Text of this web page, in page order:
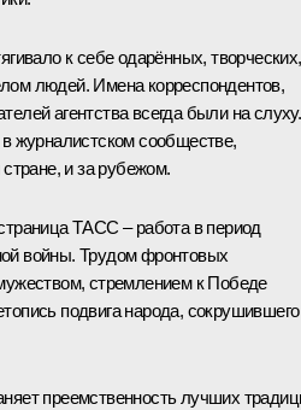
к себе одарённых, творческих,
людей. Имена корреспондентов,
агентства всегда были на слуху.
журналистском сообществе,
и за рубежом.
ТАСС – работа в период
войны. Трудом фронтовых
стремлением к Победе
подвига народа, сокрушившего
преемственность лучших